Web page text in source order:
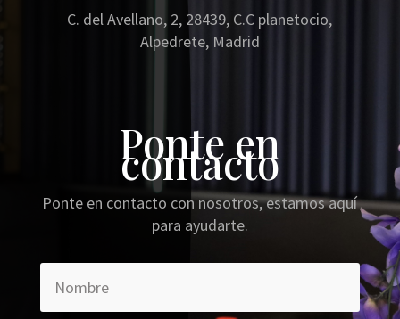
C. del Avellano, 2, 28439, C.C planetocio,
Alpedrete, Madrid
Ponte en
contacto
Ponte en contacto con nosotros, estamos aquí
para ayudarte.